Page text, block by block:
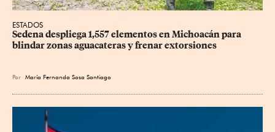
ESTADOS
Sedena despliega 1,557 elementos en Michoacán para
blindar zonas aguacateras y frenar extorsiones
Por María Fernanda Sosa Santiago